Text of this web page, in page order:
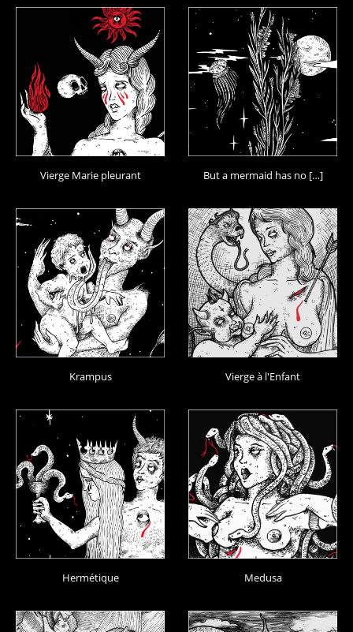
Vierge Marie pleurant But a mermaid has no […]
Krampus Vierge à l'Enfant
Hermétique Medusa